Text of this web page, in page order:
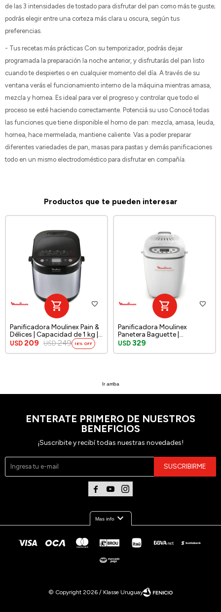
de las 3 intensidades de tostado para disfrutar del pan como más te guste;
podrás elegir entre una corteza más clara u oscura, según tus
preferencias.
- Tus recetas más prácticas Con su temporizador, podrás dejar
programada la preparación la noche anterior, y disfrutarás del pan listo
cuando te despiertes o en cualquier momento del día. A través de su
ventana verás el funcionamiento interno de la máquina mientras amasa,
mezcla y hornea. Es ideal para ver el progreso y controlar que todo el
proceso se esté haciendo correctamente. Potenciá su uso Conocé todas
las funciones que tiene disponible el horno de pan: mezcla, amasa, leuda,
hornea, hace mermelada, mantiene caliente. Vas a poder preparar
diferentes variedades de pan, masas para pastas y demás panificaciones
todo en un mismo electrodoméstico para disfrutar en compañía.
Productos que te pueden interesar
Panificadora Moulinex Pain &
Délices | Capacidad de 1 kg |
20 programas automáticos
|Prepara yogur, panes y
mermeladas |
USD 209 USD 249 16
Panificadora Moulinex
Panetera Baguette |
Capacidad de 1.5kg | 1600w |
USD 329
Ir arriba
ENTERATE PRIMERO DE NUESTROS
BENEFICIOS
¡Suscribite y recibí todas nuestras novedades!
SUSCRIBIRME
  
Mas infoexpand_more
© Copyright 2026 / Klasse Uruguay